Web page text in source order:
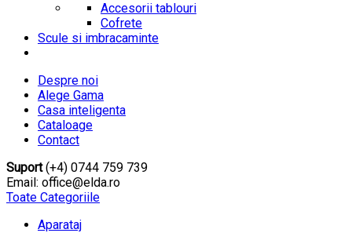
Accesorii tablouri
Cofrete
Scule si imbracaminte
Despre noi
Alege Gama
Casa inteligenta
Cataloage
Contact
Suport(+4) 0744 759 739
Email: office@elda.ro
Toate Categoriile
Aparataj